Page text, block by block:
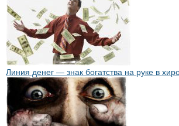
Линия денег — знак богатства на руке в